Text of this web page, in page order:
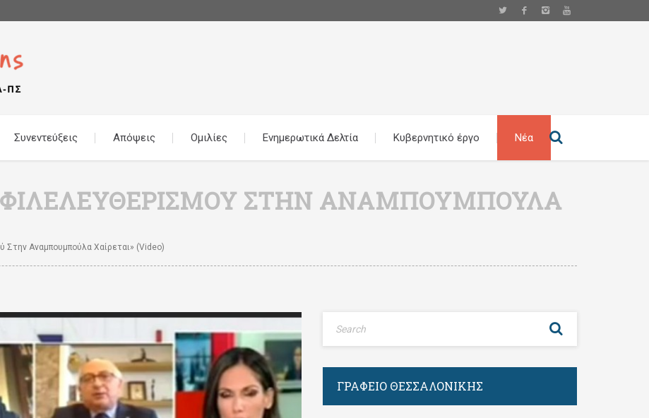
Συνεντεύξεις Απόψεις Ομιλίες Ενημερωτικά Δελτία Κυβερνητικό έργο Νέα
ΣΤΗΝ ΑΝΑΜΠΟΥΜΠΟΎΛΑ
Στην Αναμπουμπούλα Χαίρεται» (video)
ΓΡΑΦΕΊΟ ΘΕΣΣΑΛΟΝΊΚΗΣ